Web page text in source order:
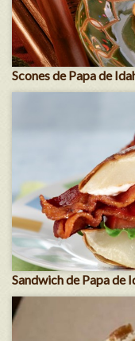
Scones de Papa de
Sandwich de Papa de